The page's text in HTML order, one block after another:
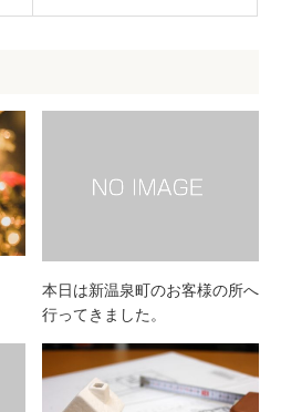
本日は新温泉町のお客様の所へ
行ってきました。